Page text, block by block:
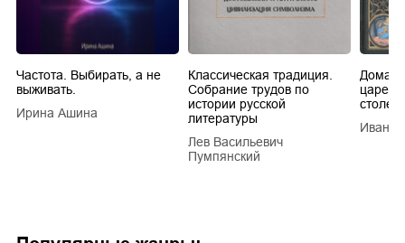
Частота. Выбирать, а не
выживать.
Ирина Ашина
Классическая традиция.
Собрание трудов по
истории русской
литературы
Лев Васильевич
Пумпянский
царей
Иван